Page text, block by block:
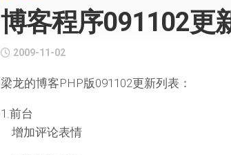
博客程序091102更
2009-11-02
梁龙的博客PHP版091102更新列表：
1.前台
增加评论表情